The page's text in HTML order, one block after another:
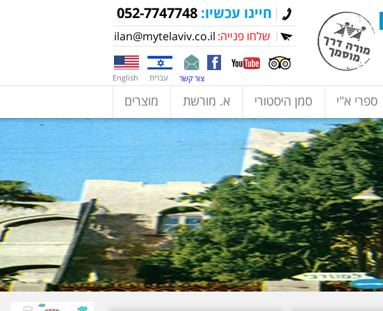
חייגו עכשיו: 052-7747748
שלחו פנייה: ilan@mytelaviv.co.il
English עברית צור קשר
ספרי א"י סמן היסטורי א. מורשת מוצרים